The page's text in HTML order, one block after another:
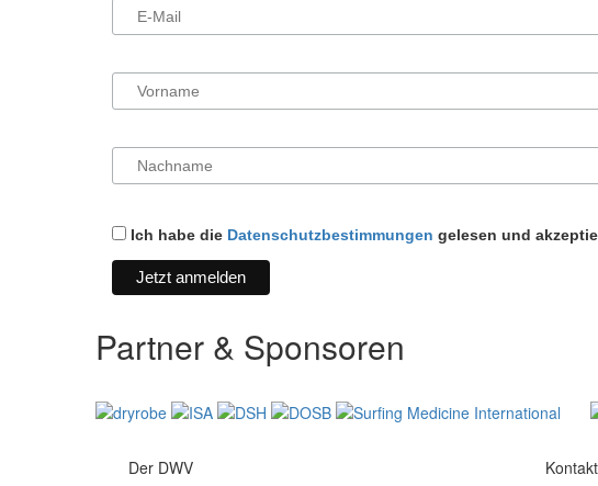
Ich habe die Datenschutzbestimmungen gelesen und
Partner & Sponsoren
Der DWV
Kontakt